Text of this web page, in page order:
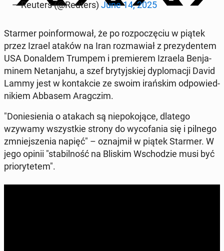
— Reuters (@Reuters) June 14, 2025
Starmer po­in­for­mo­wał, że po roz­po­czę­ciu w piątek
przez Izrael ataków na Iran roz­ma­wiał z pre­zy­den­tem
USA Do­nal­dem Trumpem i pre­mie­rem Izraela Ben­ja­
mi­nem Ne­tan­ja­hu, a szef bry­tyj­skiej dy­plo­ma­cji David
Lammy jest w kon­tak­cie ze swoim irań­skim od­po­wied­
ni­kiem Abbasem Arag­czim.
"Do­nie­sie­nia o atakach są nie­po­ko­ją­ce, dlatego
wzywamy wszyst­kie strony do wy­co­fa­nia się i pilnego
zmniej­sze­nia napięć" – oznaj­mił w piątek Starmer. W
jego opinii "sta­bil­ność na Bliskim Wscho­dzie musi być
prio­ry­te­tem".